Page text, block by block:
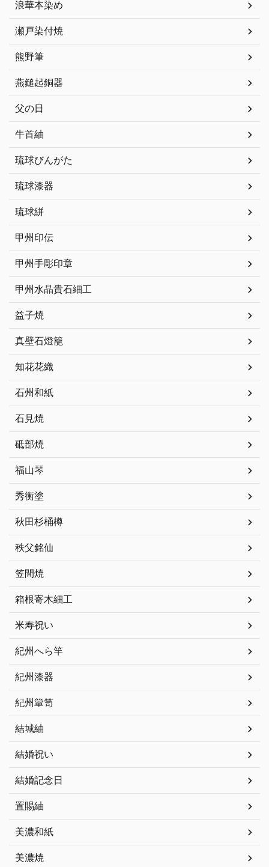
浪華本染め
瀬戸染付焼
熊野筆
燕鎚起銅器
父の日
牛首紬
琉球びんがた
琉球漆器
琉球絣
甲州印伝
甲州手彫印章
甲州水晶貴石細工
益子焼
真壁石燈籠
知花花織
石州和紙
石見焼
砥部焼
福山琴
秀衡塗
秋田杉桶樽
秩父銘仙
笠間焼
箱根寄木細工
米寿祝い
紀州へら竿
紀州漆器
紀州簞笥
結城紬
結婚祝い
結婚記念日
置賜紬
美濃和紙
美濃焼